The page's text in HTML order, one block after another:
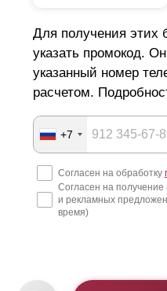
Для получения этих
указать промокод.
указанный номер
расчетом.
+7
Согласен на обработку
Согласен на
и рекламных
время)